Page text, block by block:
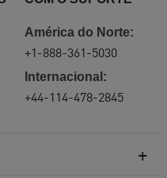
América do Norte:
+1-888-361-5030
Internacional:
+44-114-478-2845